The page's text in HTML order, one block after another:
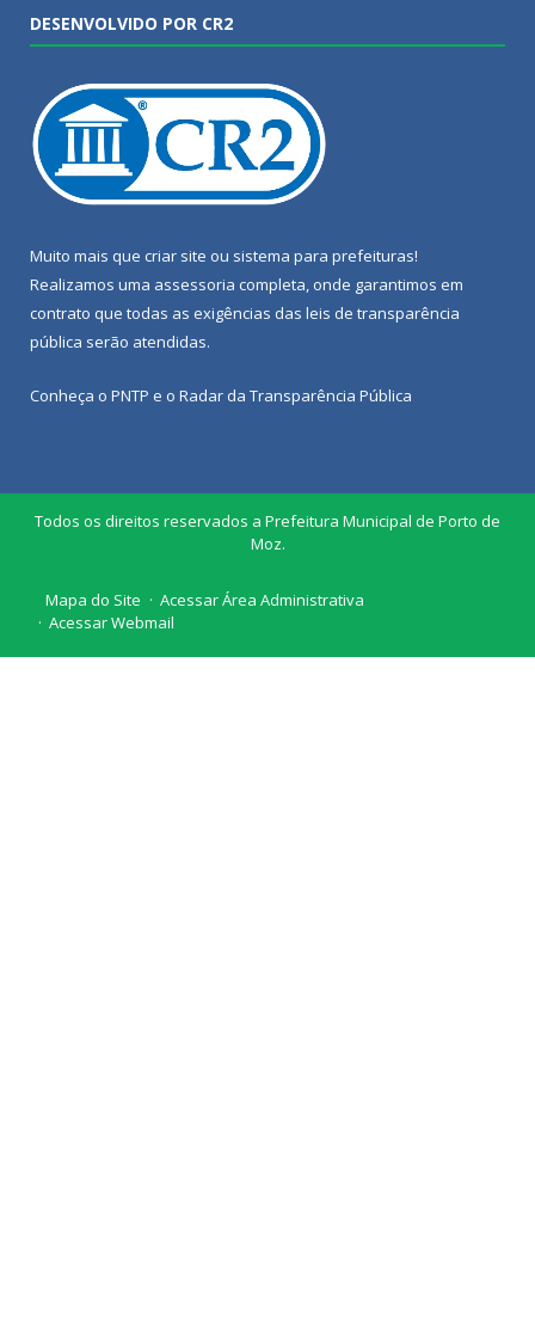
DESENVOLVIDO POR CR2
Muito mais que criar site ou sistema para prefeituras!
Realizamos uma assessoria completa, onde garantimos em
contrato que todas as exigências das leis de transparência
pública serão atendidas.
Conheça o PNTP e o Radar da Transparência Pública
Todos os direitos reservados a Prefeitura Municipal de Porto de
Moz.
Mapa do Site
Acessar Área Administrativa
Acessar Webmail